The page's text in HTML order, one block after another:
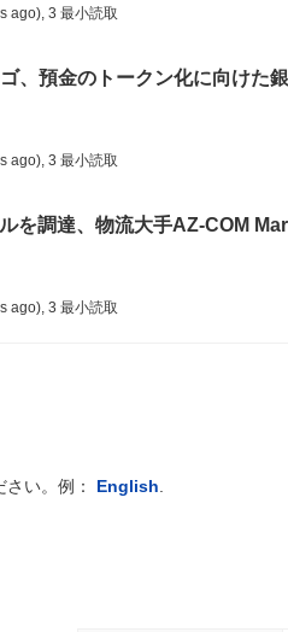
ago) 3 最小読取
、預金のトークン化に向けた
ago) 3 最小読取
を調達、物流大手AZ-COM
ago) 3 最小読取
い。例： English